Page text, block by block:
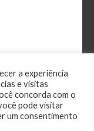
a experiência
e visitas
concorda com o
pode visitar
um consentimento